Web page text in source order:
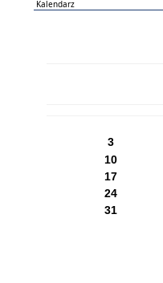
Kalendarz
3
10
17
24
31